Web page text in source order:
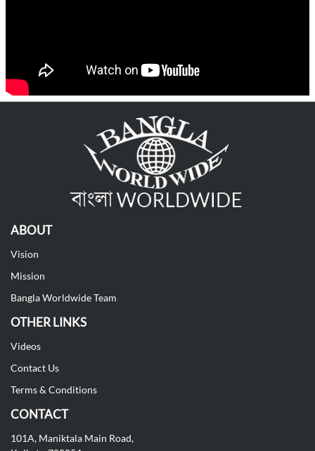
ABOUT
Vision
Mission
Bangla Worldwide Team
OTHER LINKS
Videos
Contact Us
Terms & Conditions
CONTACT
101A, Maniktala Main Road,